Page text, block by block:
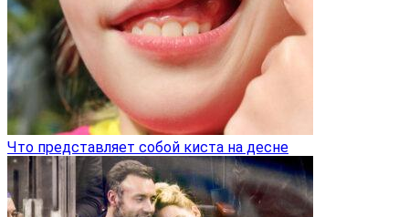
Что представляет собой киста на десне